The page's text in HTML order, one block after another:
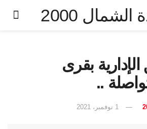
بقرى
..
1 نوفمبر، 2021